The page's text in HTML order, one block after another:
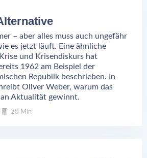
– aber alles muss auch ungefähr
es jetzt läuft. Eine ähnliche
und Krisendiskurs hat
1962 am Beispiel der
Republik beschrieben. In
Oliver Weber, warum das
Aktualität gewinnt.
20 Min